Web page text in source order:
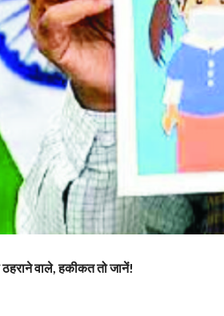
ठहराने वाले, हकीकत तो जानें!